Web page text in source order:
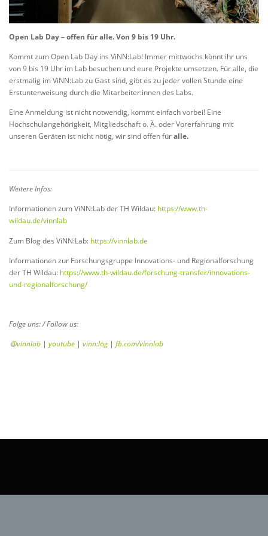
Open Lab Day – offen für alle. Von 9 bis 19 Uhr.
Kommt zum Open Lab Day ins ViNN:Lab! Immer mittwochs könnt ihr uns
von 9 bis 19 Uhr im Lab besuchen und eure Projekte umsetzen. Für alle, die
erstmalig im ViNN:Lab zu Gast sind, gibt es zu jeder vollen Stunde eine
Erstunterweisung durch die Mitarbeiter:innen des Labs.
Eine Anmeldung ist nicht notwendig, kommt einfach vorbei! Eine
Hochschulangehörigkeit, Mitgliedschaft o. Ä. oder Vorerfahrung mit
unseren Geräten ist nicht nötig, wir sind offen füralle.
Weitere Infos:
Informationen zum ViNN:Lab der TH Wildau: https://www.th-
wildau.de/vinnlab
Zum Blog des ViNN:Lab: https://vinnlab.de
Informationen zur Forschungsgruppe Innovations- und Regionalforschung
der TH Wildau: https://www.th-wildau.de/forschung-transfer/innovations-
und-regionalforschung/
Folge uns: / Follow us:
@vinnlab | youtube | vinn:log | fb.com/vinnlab